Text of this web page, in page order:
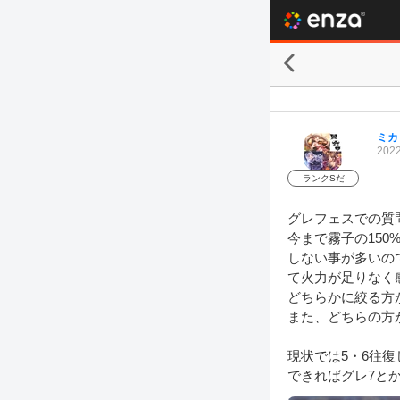
ランクSだ
ミ
グレフェスでの質
今まで霧子の
しない事が多い
て火力が足りなく
どちらかに絞る
また、どちらの
現状では5・6往